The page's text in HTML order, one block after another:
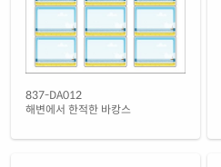
흰색 무광 방수 레이저
CL837MP-DX096
흰색 무광 방수 시치미 레이저
RV837MP-DX096
레이저
837-DA012
해변에서 한적한 바캉스